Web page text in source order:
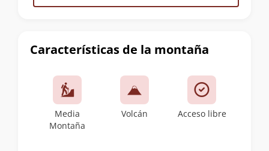
Características de la montaña
Media
Montaña
Volcán Acceso libre